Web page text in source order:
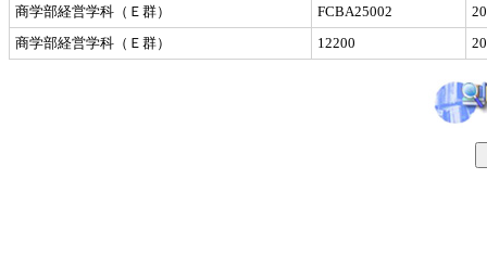
商学部経営学科（Ｅ群）
FCBA25002
商学部経営学科（Ｅ群）
12200